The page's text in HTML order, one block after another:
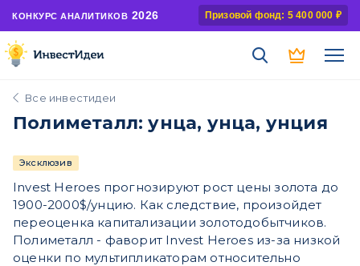
КОНКУРС АНАЛИТИКОВ 2026 Призовой фонд: 5 400 000 ₽
Все инвестидеи
Полиметалл: унца, унца, унция
Эксклюзив
Invest Heroes прогнозируют рост цены золота до
1900-2000$/унцию. Как следствие, произойдет
переоценка капитализации золотодобытчиков.
Полиметалл - фаворит Invest Heroes из-за низкой
оценки по мультипликаторам относительно